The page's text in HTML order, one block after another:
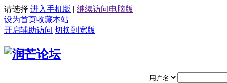
请选择 进入手机版 | 继续访问电脑版
设为首页收藏本站
开启辅助访问 切换到宽版